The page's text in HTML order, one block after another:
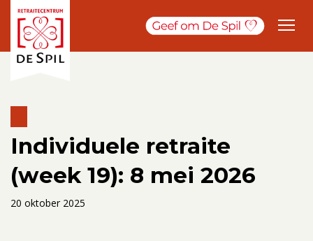
Individuele retraite
(week 19): 8 mei 2026
20 oktober 2025